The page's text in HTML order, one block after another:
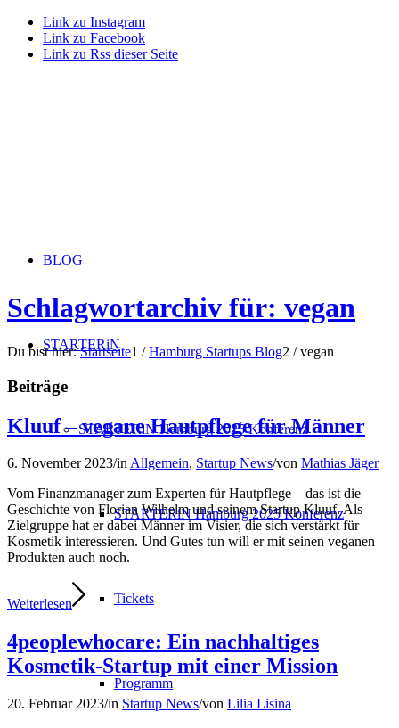
Link zu Instagram
Link zu Facebook
Link zu Rss dieser Seite
BLOG
STARTERiN
STARTERiN Hamburg 2025 Konferenz
STARTERiN Hamburg 2025 Konferenz
Tickets
Programm
Schlagwortarchiv für: vegan
Du bist hier: Startseite1 / Hamburg Startups Blog2 / vegan
Beiträge
Kluuf – vegane Hautpflege für Männer
6. November 2023/inAllgemein, Startup News/von Mathias Jäger
Vom Finanzmanager zum Experten für Hautpflege – das ist die
Geschichte von Florian Wilhelm und seinem Startup Kluuf. Als
Zielgruppe hat er dabei Männer im Visier, die sich verstärkt für
Kosmetik interessieren. Und Gutes tun will er mit seinen veganen
Produkten auch noch.
Weiterlesen
4peoplewhocare: Ein nachhaltiges
Kosmetik-Startup mit einer Mission
20. Februar 2023/in Startup News/von Lilia Lisina